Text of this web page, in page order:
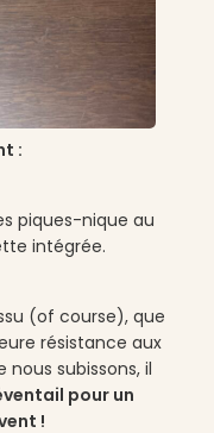
:
piques-nique au
intégrée.
(of course), que
résistance aux
subissons, il
pour un
!